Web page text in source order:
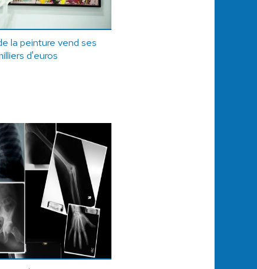
la peinture vend ses
d'euros